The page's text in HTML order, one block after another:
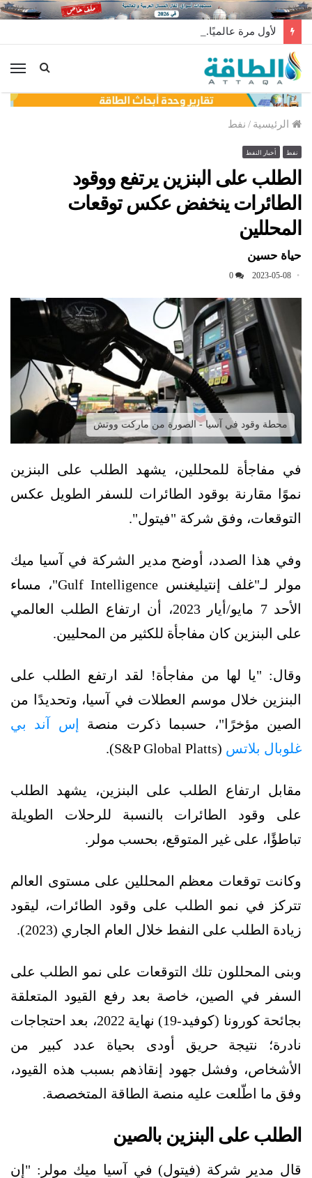
الرئيسية / نفط
نفط أخبار النفط
الطلب على البنزين يرتفع ووقود
الطائرات ينخفض عكس توقعات
المحللين
حياة حسين
2023-05-08
0
محطة وقود في آسيا - الصورة من ماركت ووتش
في مفاجأة للمحللين، يشهد الطلب على البنزين
نموًا مقارنة بوقود الطائرات للسفر الطويل عكس
التوقعات، وفق شركة "فيتول".
وفي هذا الصدد، أوضح مدير الشركة في آسيا ميك
مولر لـ"غلف إنتيليغنس Gulf Intelligence"، مساء
الأحد 7 مايو/أيار 2023، أن ارتفاع الطلب العالمي
على البنزين كان مفاجأة للكثير من المحليين.
وقال: "يا لها من مفاجأة! لقد ارتفع الطلب على
البنزين خلال موسم العطلات في آسيا، وتحديدًا من
الصين مؤخرًا"، حسبما ذكرت منصة
إس آند بي
غلوبال بلاتس (S&P Global Platts).
مقابل ارتفاع الطلب على البنزين، يشهد الطلب
على وقود الطائرات بالنسبة للرحلات الطويلة
تباطؤًا، على غير المتوقع، بحسب مولر.
وكانت توقعات معظم المحللين على مستوى العالم
تتركز في نمو الطلب على وقود الطائرات، ليقود
زيادة الطلب على النفط خلال العام الجاري (2023).
وبنى المحللون تلك التوقعات على نمو الطلب على
السفر في الصين، خاصة بعد رفع القيود المتعلقة
بجائحة كورونا (كوفيد-19) نهاية 2022، بعد احتجاجات
نادرة؛ نتيجة حريق أودى بحياة عدد كبير من
الأشخاص، وفشل جهود إنقاذهم بسبب هذه القيود،
وفق ما اطّلعت عليه منصة الطاقة المتخصصة.
الطلب على البنزين بالصين
قال مدير شركة (فيتول) في آسيا ميك مولر: "إن